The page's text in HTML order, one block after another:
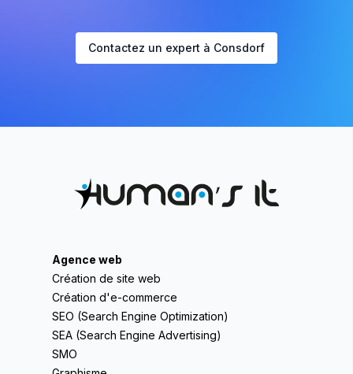
Contactez un expert à Consdorf
Agence web
Création de site web
Création d'e-commerce
SEO (Search Engine Optimization)
SEA (Search Engine Advertising)
SMO